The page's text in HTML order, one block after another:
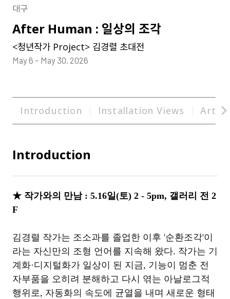
대구
After Human : 일상의 조각
<청년작가 Project> 김경렬 초대전
May 6 – May 30, 2026
Introduction Installation Views Artist
Introduction
★ 작가와의 만남 : 5.16일(토) 2 - 5pm, 갤러리 전 2
F
김경렬 작가는 조소과를 졸업한 이후 '순환조각'이
라는 자신만의 조형 언어를 지속해 왔다. 작가는 기
계화·디지털화가 일상이 된 지금, 기능이 멈춘 전
자부품을 오히려 분해하고 다시 엮는 아날로그적
행위로, 자동화의 속도에 균열을 내며 새로운 형태